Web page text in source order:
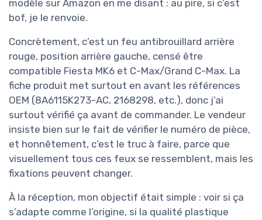
modèle sur Amazon en me disant : au pire, si c’est
bof, je le renvoie.
Concrètement, c’est un feu antibrouillard arrière
rouge, position arrière gauche, censé être
compatible Fiesta MK6 et C-Max/Grand C-Max. La
fiche produit met surtout en avant les références
OEM (8A6115K273-AC, 2168298, etc.), donc j’ai
surtout vérifié ça avant de commander. Le vendeur
insiste bien sur le fait de vérifier le numéro de pièce,
et honnêtement, c’est le truc à faire, parce que
visuellement tous ces feux se ressemblent, mais les
fixations peuvent changer.
À la réception, mon objectif était simple : voir si ça
s’adapte comme l’origine, si la qualité plastique